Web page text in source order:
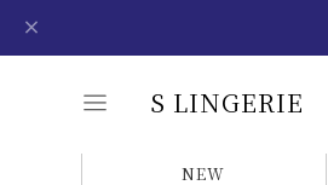
S LINGERIE
NEW